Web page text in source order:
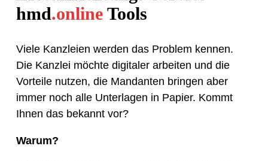
hmd.onlineTools
Viele Kanzleien werden das Problem kennen.
Die Kanzlei möchte digitaler arbeiten und die
Vorteile nutzen, die Mandanten bringen aber
immer noch alle Unterlagen in Papier. Kommt
Ihnen das bekannt vor?
Warum?